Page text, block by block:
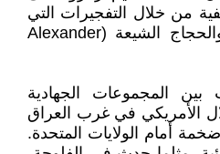
من خلال التفجيرات التي
دبروها للأضرحة الشيعية والحجاج الشيعة (Alexander
المجموعات الجهادية
الأمريكي في غرب العراق
أمام الولايات المتحدة.